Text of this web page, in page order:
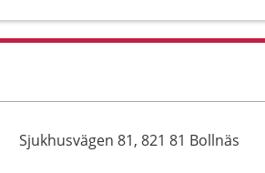
Sjukhusvägen 81, 821 81 Bollnäs